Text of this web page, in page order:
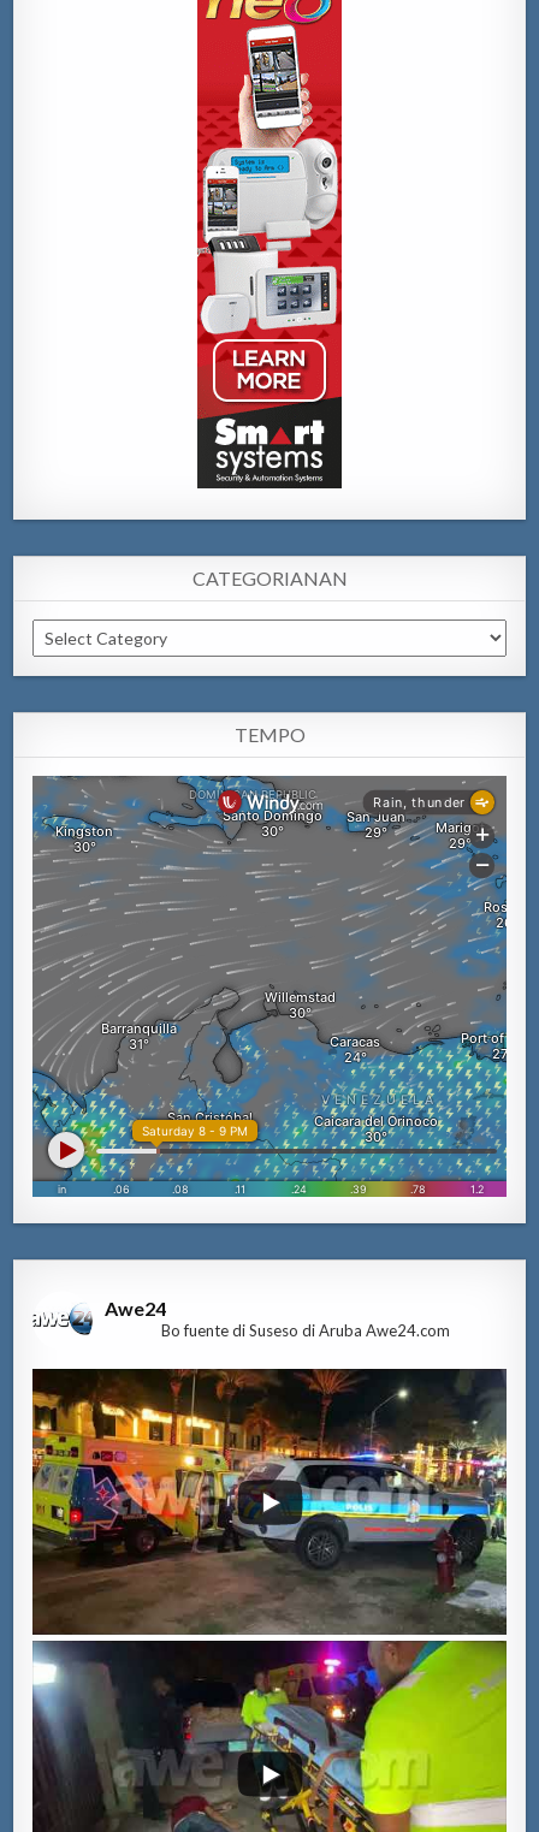
CATEGORIANAN
Categorianan
TEMPO
Awe24
Bo fuente di Suseso di Aruba Awe24.com